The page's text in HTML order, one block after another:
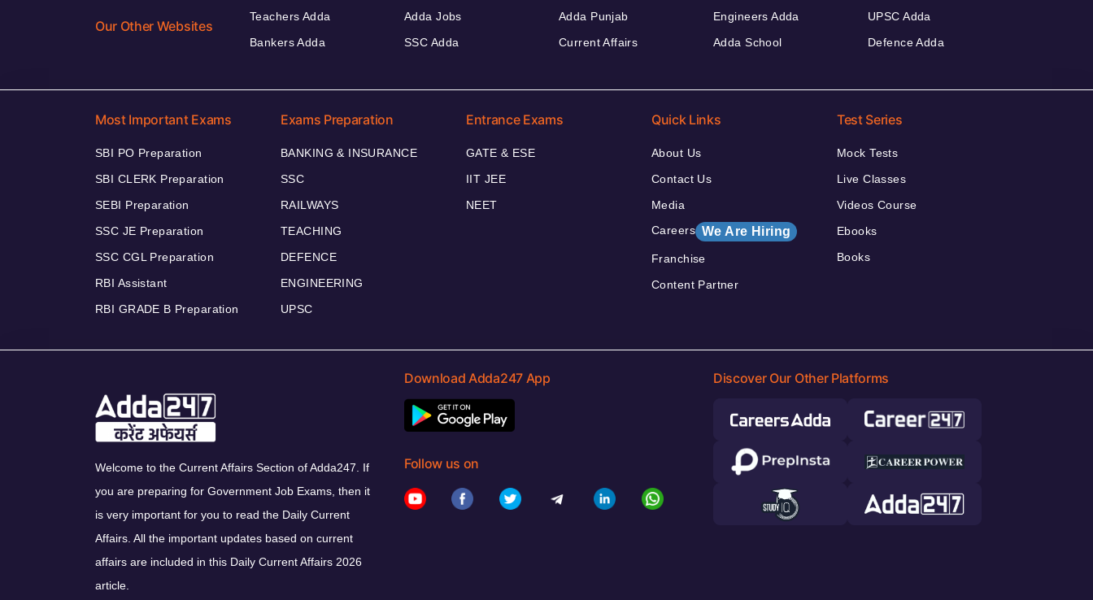
Our Other Websites
Teachers Adda
Bankers Adda
Adda Jobs
SSC Adda
Adda Punjab
Current Affairs
Engineers Adda
Adda School
UPSC Adda
Defence Adda
Most Important Exams
SBI PO Preparation
SBI CLERK Preparation
SEBI Preparation
SSC JE Preparation
SSC CGL Preparation
RBI Assistant
RBI GRADE B Preparation
Exams Preparation
BANKING & INSURANCE
SSC
RAILWAYS
TEACHING
DEFENCE
ENGINEERING
UPSC
Entrance Exams
GATE & ESE
IIT JEE
NEET
Quick Links
About Us
Contact Us
Media
Careers We Are Hiring
Franchise
Content Partner
Test Series
Mock Tests
Live Classes
Videos Course
Ebooks
Books
Welcome to the Current Affairs Section of Adda247. If
you are preparing for Government Job Exams, then it
is very important for you to read the Daily Current
Affairs. All the important updates based on current
affairs are included in this Daily Current Affairs 2026
article.
Download Adda247 App
Follow us on
Discover Our Other Platforms